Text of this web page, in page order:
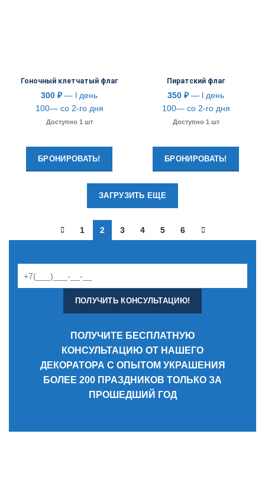
Гоночный клетчатый флаг
300 ₽— l день
100— со 2-го дня
Доступно 1 шт
БРОНИРОВАТЬ!
Пиратский флаг
350 ₽— l день
100— со 2-го дня
Доступно 1 шт
БРОНИРОВАТЬ!
ЗАГРУЗИТЬ ЕЩЕ
1 2 3 4 5 6
ПОЛУЧИТЕ БЕСПЛАТНУЮ
КОНСУЛЬТАЦИЮ ОТ НАШЕГО
ДЕКОРАТОРА С ОПЫТОМ УКРАШЕНИЯ
БОЛЕЕ 200 ПРАЗДНИКОВ ТОЛЬКО ЗА
ПРОШЕДШИЙ ГОД